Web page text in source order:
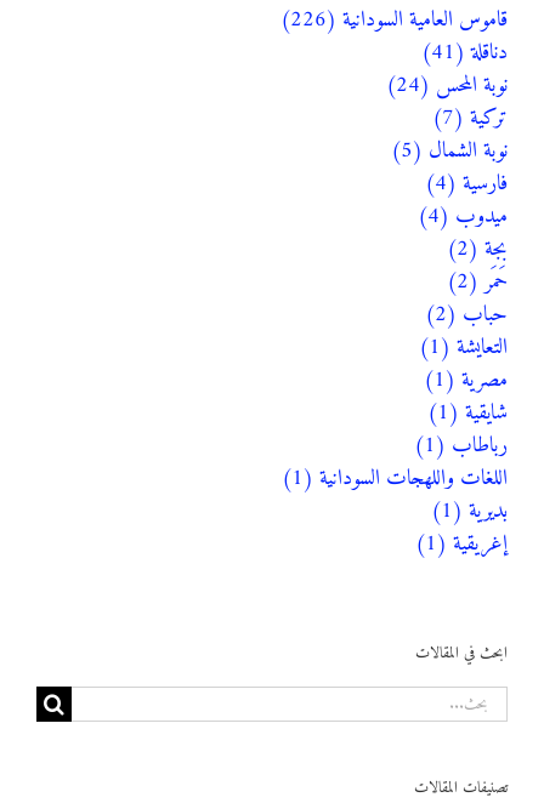
ابحث في المقالات
البحث
عن:
تصنيفات المقالات
قاموس العامية السودانية (226)
دناقلة (41)
نوبة المحس (24)
تركية (7)
نوبة الشمال (5)
فارسية (4)
ميدوب (4)
بجة (2)
حَمَر (2)
حباب (2)
التعايشة (1)
مصرية (1)
شايقية (1)
رباطاب (1)
اللغات واللهجات السودانية (1)
بديرية (1)
إغريقية (1)